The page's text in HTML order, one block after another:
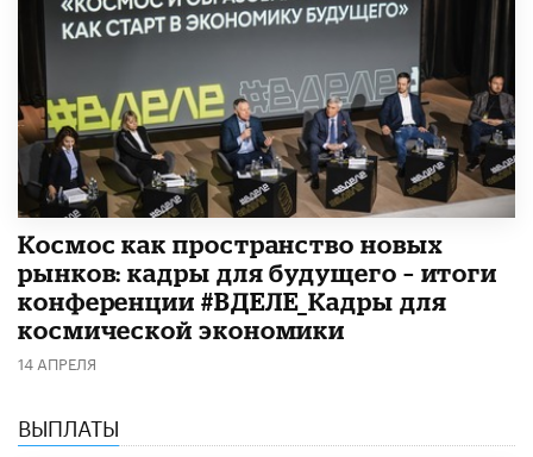
Космос как пространство новых
рынков: кадры для будущего – итоги
конференции #ВДЕЛЕ_Кадры для
космической экономики
14 АПРЕЛЯ
ВЫПЛАТЫ